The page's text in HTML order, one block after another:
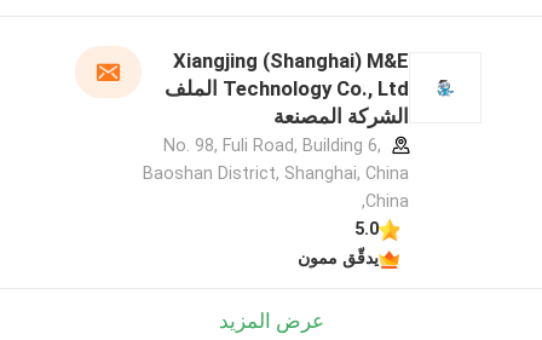
Xiangjing (Shanghai) M&E
Technology Co., Ltd الملف
الشركة المصنعة
No. 98, Fuli Road, Building 6,
Baoshan District, Shanghai, China
,China
5.0
يدقّق ممون
عرض المزيد